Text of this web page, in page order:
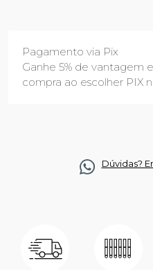
Pagamento via Pix
Ganhe 5% de vantagem
compra ao escolher PIX
Dúvidas?